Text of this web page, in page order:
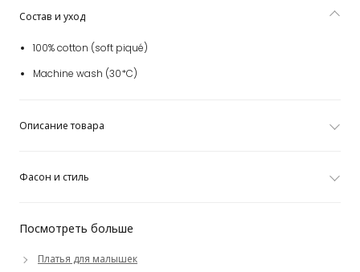
Посмотреть больше
Платья для малышек
Состав и уход
100% cotton (soft piqué)
Machine wash (30*C)
Описание товара
Фасон и стиль